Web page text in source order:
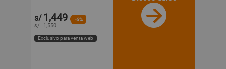
s/ 1,449 -6%
s/ 1,550
Exclusivo para venta web